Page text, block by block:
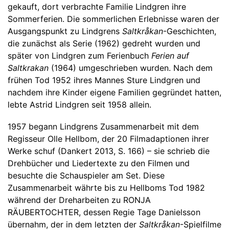
gekauft, dort verbrachte Familie Lindgren ihre
Sommerferien. Die sommerlichen Erlebnisse waren der
Ausgangspunkt zu Lindgrens Saltkråkan-Geschichten,
die zunächst als Serie (1962) gedreht wurden und
später von Lindgren zum Ferienbuch Ferien auf
Saltkrakan (1964) umgeschrieben wurden. Nach dem
frühen Tod 1952 ihres Mannes Sture Lindgren und
nachdem ihre Kinder eigene Familien gegründet hatten,
lebte Astrid Lindgren seit 1958 allein.
1957 begann Lindgrens Zusammenarbeit mit dem
Regisseur Olle Hellbom, der 20 Filmadaptionen ihrer
Werke schuf (Dankert 2013, S. 166) – sie schrieb die
Drehbücher und Liedertexte zu den Filmen und
besuchte die Schauspieler am Set. Diese
Zusammenarbeit währte bis zu Hellboms Tod 1982
während der Dreharbeiten zu RONJA
RÄUBERTOCHTER, dessen Regie Tage Danielsson
übernahm, der in dem letzten der Saltkråkan-Spielfilme